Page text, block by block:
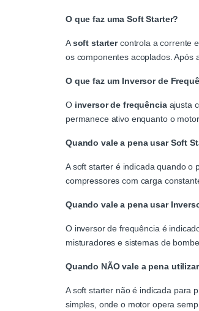
O que faz uma Soft Starter?
Asoft startercontrola a corrente
os componentes acoplados. Após
O que faz um Inversor de
Oinversor de frequênciaajusta
permanece ativo enquanto o
Quando vale a pena usar Soft
A soft starter é indicada quando o
compressores com carga
Quando vale a pena usar
O inversor de frequência é
misturadores e sistemas de
Quando NÃO vale a pena
A soft starter não é indicada para
simples, onde o motor opera